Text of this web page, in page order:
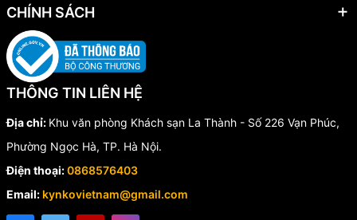
CHÍNH SÁCH
THÔNG TIN LIÊN HỆ
Địa chỉ: Khu văn phòng Khách sạn La Thành - Số 226 Vạn Phúc,
Phường Ngọc Hà, TP. Hà Nội.
Điện thoại:0868576403
Email: kynkovietnam@gmail.com